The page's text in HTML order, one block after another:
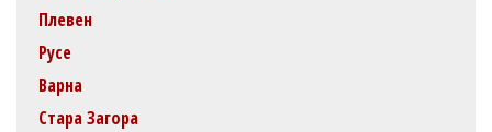
Плевен
Русе
Варна
Стара Загора